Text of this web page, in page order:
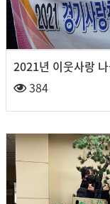
2021년 이웃사랑
384